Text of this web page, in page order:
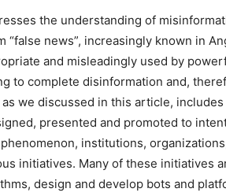
the understanding of
“false news”, increasingly known in
and misleadingly used by
to complete disinformation and,
we discussed in this article,
presented and promoted to
institutions,
initiatives. Many of these initiatives
design and develop bots and